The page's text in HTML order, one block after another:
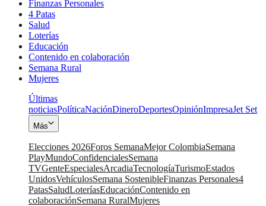
Finanzas Personales
4 Patas
Salud
Loterías
Educación
Contenido en colaboración
Semana Rural
Mujeres
Últimas
noticiasPolíticaNaciónDineroDeportesOpiniónImpresaJet Set
Más
Elecciones 2026Foros SemanaMejor ColombiaSemana
PlayMundoConfidencialesSemana
TVGenteEspecialesArcadiaTecnologíaTurismoEstados
UnidosVehículosSemana SostenibleFinanzas Personales4
PatasSaludLoteríasEducaciónContenido en
colaboraciónSemana RuralMujeres